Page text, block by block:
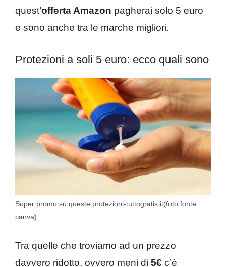
quest’offerta Amazon pagherai solo 5 euro
e sono anche tra le marche migliori.
Protezioni a soli 5 euro: ecco quali sono
Super promo su queste protezioni-tuttogratis.it(foto fonte
canva)
Tra quelle che troviamo ad un prezzo
davvero ridotto, ovvero meni di 5€ c’è